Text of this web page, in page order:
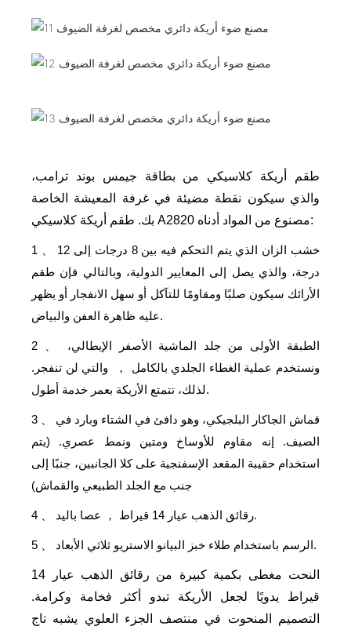
طقم أريكة كلاسيكي من بطاقة جيمس بوند ترامب،
والذي سيكون نقطة مضيئة في غرفة المعيشة الخاصة
بك. طقم أريكة كلاسيكي A2820 مصنوع من المواد أدناه:
1
خشب الزان الذي يتم التحكم فيه بين 8 درجات إلى 12
درجة، والذي يصل إلى المعايير الدولية، وبالتالي فإن طقم
الأرائك سيكون صلبًا ومقاومًا للتآكل أو سهل الانفجار أو يظهر
عليه ظاهرة العفن والبياض.
2
الطبقة الأولى من جلد الماشية الأصفر الإيطالي،
ونستخدم عملية الغطاء الجلدي بالكامل
，
والتي لن تنفجر.
لذلك، تتمتع الأريكة بعمر خدمة أطول.
3
قماش الجاكار البلجيكي، وهو دافئ في الشتاء وبارد في
الصيف. إنه مقاوم للأوساخ ومتين ونمط عصري. (يتم
استخدام حقيبة المقعد الإسفنجية على كلا الجانبين، جنبًا إلى
جنب مع الجلد الطبيعي والقماش)
4 رقائق الذهب عيار 14 قيراط ， عصا باليد.
5 الرسم باستخدام طلاء خبز البيانو الاستريو ثلاثي الأبعاد.
النحت مغطى بكمية كبيرة من رقائق الذهب عيار 14
قيراط يدويًا لجعل الأريكة تبدو أكثر فخامة وكرامة.
التصميم المنحوت في منتصف الجزء العلوي يشبه تاج